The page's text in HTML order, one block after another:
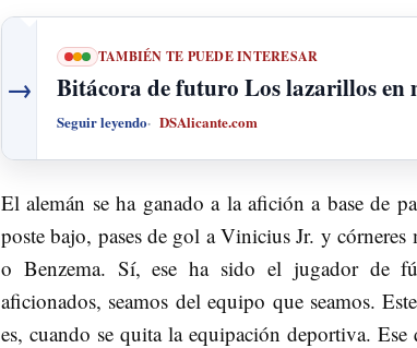
→
TAMBIÉN TE PUEDE INTERESAR
Bitácora de futuro Los lazarillos en
Seguir leyendo DSAlicante.com
El alemán se ha ganado a la afición a base de
poste bajo, pases de gol a Vinicius Jr. y
o Benzema. Sí, ese ha sido el jugador de
aficionados, seamos del equipo que seamos.
es, cuando se quita la equipación deportiva.